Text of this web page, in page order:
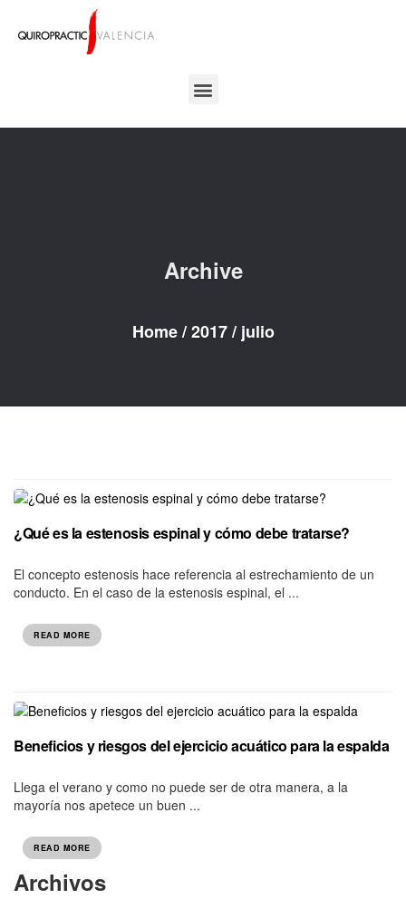
Archive
Home / 2017 / julio
¿Qué es la estenosis espinal y cómo debe tratarse?
El concepto estenosis hace referencia al estrechamiento de un
conducto. En el caso de la estenosis espinal, el ...
READ MORE
Beneficios y riesgos del ejercicio acuático para la espalda
Llega el verano y como no puede ser de otra manera, a la
mayoría nos apetece un buen ...
READ MORE
Archivos